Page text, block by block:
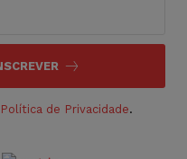
Política de Privacidade.